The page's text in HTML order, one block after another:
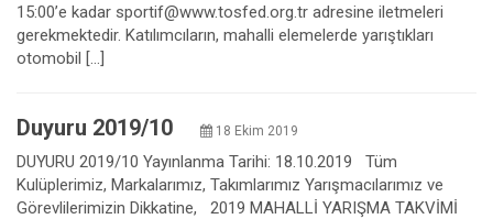
15:00’e kadar sportif@www.tosfed.org.tr adresine iletmeleri
gerekmektedir. Katılımcıların, mahalli elemelerde yarıştıkları
otomobil […]
Duyuru 2019/10 18 Ekim 2019
DUYURU 2019/10 Yayınlanma Tarihi: 18.10.2019 Tüm
Kulüplerimiz, Markalarımız, Takımlarımız Yarışmacılarımız ve
Görevlilerimizin Dikkatine, 2019 MAHALLİ YARIŞMA TAKVİMİ